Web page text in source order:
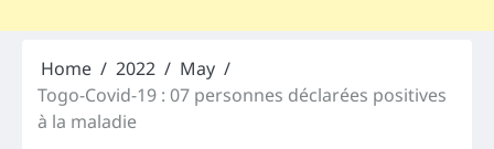
Home 2022
May
Togo-Covid-19 : 07 personnes déclarées positives
à la maladie